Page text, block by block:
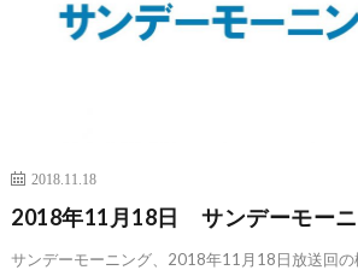
2018.11.18
2018年11月18日 サンデーモー
サンデーモーニング、2018年11月18日放送回の